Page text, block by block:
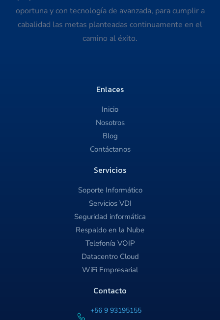
oportuna y con tecnología de avanzada, para cumplir a
cabalidad las metas planteadas continuamente en el
camino al éxito.
Enlaces
Inicio
Nosotros
Blog
Contáctanos
Servicios
Soporte Informático
Servicios VDI
Seguridad informática
Respaldo en la Nube
Telefonía VOIP
Datacentro Cloud
WiFi Empresarial
Contacto
+56 9 93195155